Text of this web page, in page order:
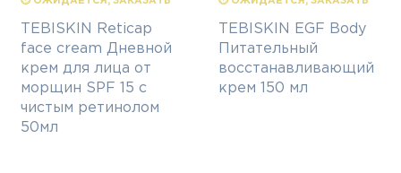
TEBISKIN Reticap
face cream Дневной
крем для лица от
морщин SPF 15 с
чистым ретинолом
50мл
TEBISKIN EGF Body
Питательный
восстанавливающий
крем 150 мл